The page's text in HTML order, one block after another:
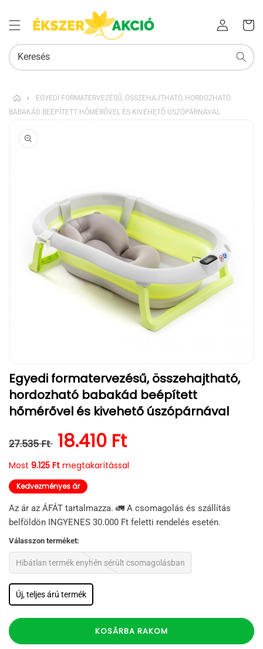
Bejelentkezés
kosara
Keresés
›
EGYEDI FORMATERVEZÉSŰ, ÖSSZEHAJTHATÓ, HORDOZHATÓ
BABAKÁD BEÉPÍTETT HŐMÉRŐVEL ÉS KIVEHETŐ ÚSZÓPÁRNÁVAL
UGRÁS A
TERMÉKADATOKRA
médiafájl
megnyitása
a
párbeszédpanelen
Egyedi formatervezésű, összehajtható,
hordozható babakád beépített
hőmérővel és kivehető úszópárnával
Normál ár
27.535 Ft Kedvezményes ár
18.410 Ft
Most 9.125 Ft megtakarítással
Kedvezményes ár
Az ár az ÁFÁT tartalmazza. 🚛 A csomagolás és szállítás
belföldön INGYENES 30.000 Ft feletti rendelés esetén.
Válasszon terméket:
Hibátlan termék enyhén sérült csomagolásban
Új, teljes árú termék
KOSÁRBA RAKOM